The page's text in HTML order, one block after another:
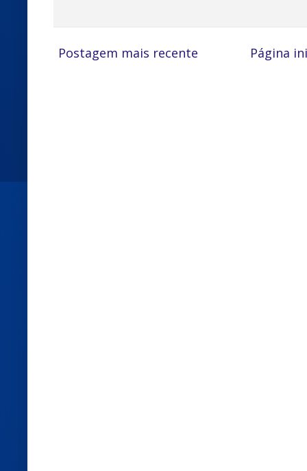
Postagem mais recente Página